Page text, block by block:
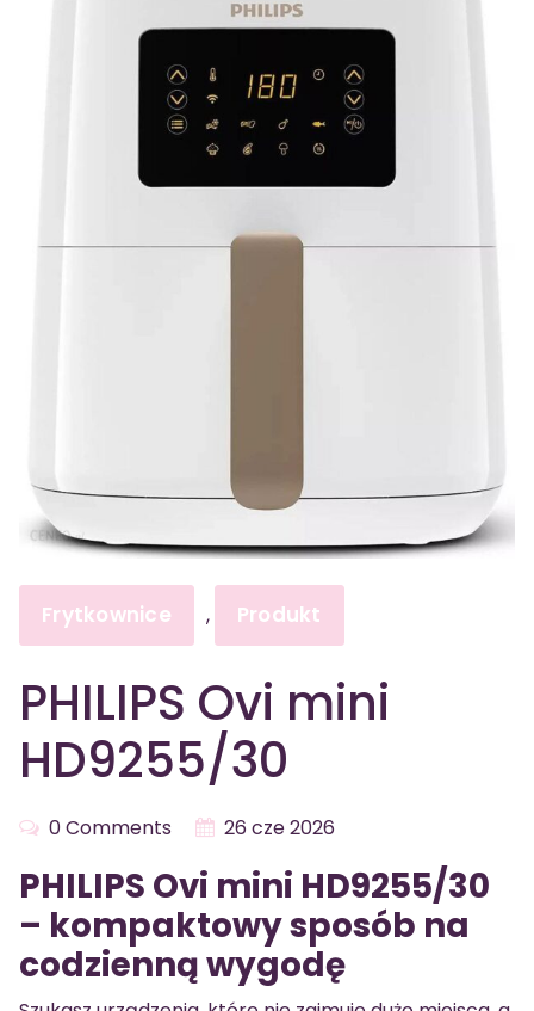
Frytkownice , Produkt
PHILIPS Ovi mini
HD9255/30
0 Comments 26 cze 2026
PHILIPS Ovi mini HD9255/30
– kompaktowy sposób na
codzienną wygodę